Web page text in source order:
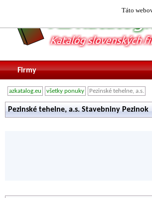
Táto
Firmy
azkatalog.eu všetky ponuky Pezinské tehelne, a.s.
Pezinské tehelne, a.s. Stavebniny Pezinok